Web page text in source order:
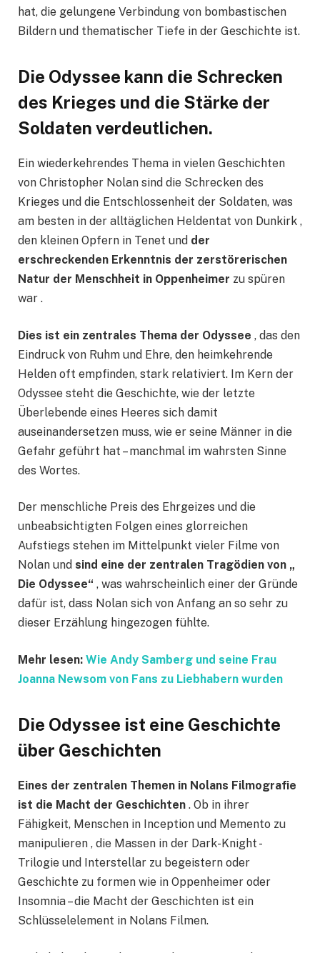
hat, die gelungene Verbindung von bombastischen
Bildern und thematischer Tiefe in der Geschichte ist.
Die Odyssee kann die Schrecken
des Krieges und die Stärke der
Soldaten verdeutlichen.
Ein wiederkehrendes Thema in vielen Geschichten
von Christopher Nolan sind die Schrecken des
Krieges und die Entschlossenheit der Soldaten, was
am besten in der alltäglichen Heldentat von Dunkirk ,
den kleinen Opfern in Tenet und der
erschreckenden Erkenntnis der zerstörerischen
Natur der Menschheit in Oppenheimer zu spüren
war .
Dies ist ein zentrales Thema der Odyssee , das den
Eindruck von Ruhm und Ehre, den heimkehrende
Helden oft empfinden, stark relativiert. Im Kern der
Odyssee steht die Geschichte, wie der letzte
Überlebende eines Heeres sich damit
auseinandersetzen muss, wie er seine Männer in die
Gefahr geführt hat – manchmal im wahrsten Sinne
des Wortes.
Der menschliche Preis des Ehrgeizes und die
unbeabsichtigten Folgen eines glorreichen
Aufstiegs stehen im Mittelpunkt vieler Filme von
Nolan und sind eine der zentralen Tragödien von „
Die Odyssee“ , was wahrscheinlich einer der Gründe
dafür ist, dass Nolan sich von Anfang an so sehr zu
dieser Erzählung hingezogen fühlte.
Mehr lesen: Wie Andy Samberg und seine Frau
Joanna Newsom von Fans zu Liebhabern wurden
Die Odyssee ist eine Geschichte
über Geschichten
Eines der zentralen Themen in Nolans Filmografie
ist die Macht der Geschichten . Ob in ihrer
Fähigkeit, Menschen in Inception und Memento zu
manipulieren , die Massen in der Dark-Knight -
Trilogie und Interstellar zu begeistern oder
Geschichte zu formen wie in Oppenheimer oder
Insomnia – die Macht der Geschichten ist ein
Schlüsselelement in Nolans Filmen.